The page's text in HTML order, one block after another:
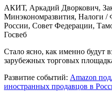
АКИТ, Аркадий Дворкович,
Минэкономразвития, Налоги
России, Совет Федерации,
Госвеб
Стало ясно, как именно будут
зарубежных торговых
Развитие событий: Amazon
иностранных продавцов в